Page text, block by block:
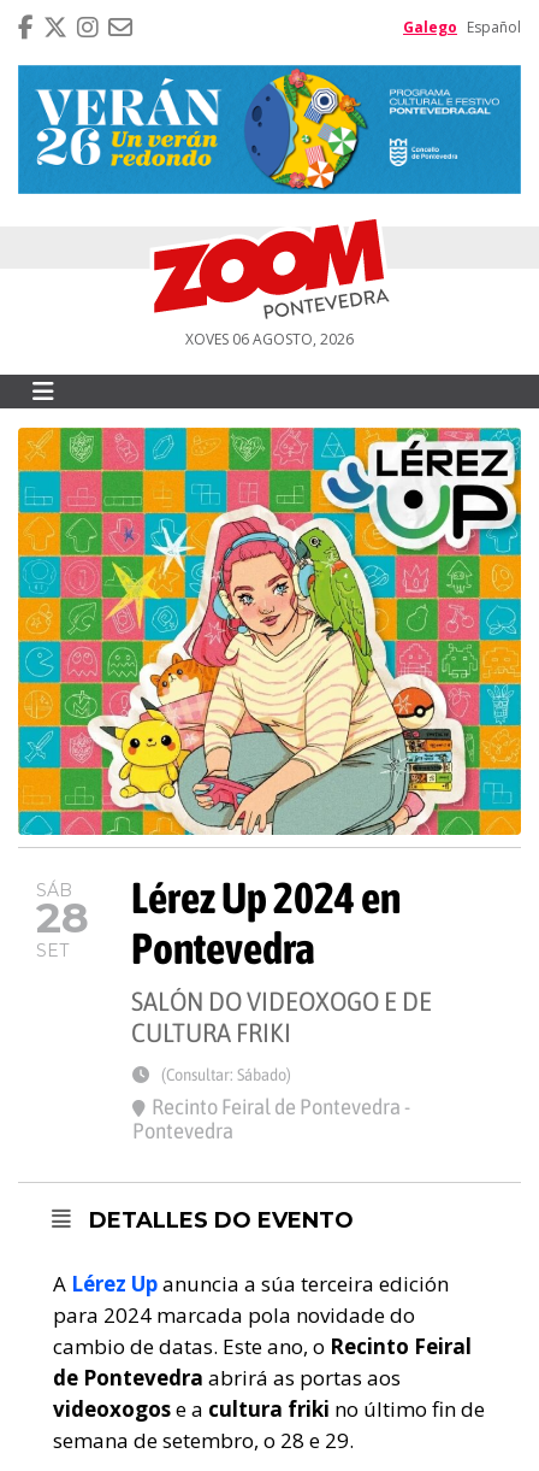
Galego Español
XOVES 06 AGOSTO, 2026
SÁB
28
SET
Lérez Up 2024 en
Pontevedra
SALÓN DO VIDEOXOGO E DE
CULTURA FRIKI
(Consultar: Sábado)
Recinto Feiral de Pontevedra -
Pontevedra
DETALLES DO EVENTO
A Lérez Upanuncia a súa terceira edición
para 2024 marcada pola novidade do
cambio de datas. Este ano, o Recinto Feiral
de Pontevedra abrirá as portas aos
videoxogose a cultura friki no último fin de
semana de setembro, o 28 e 29.